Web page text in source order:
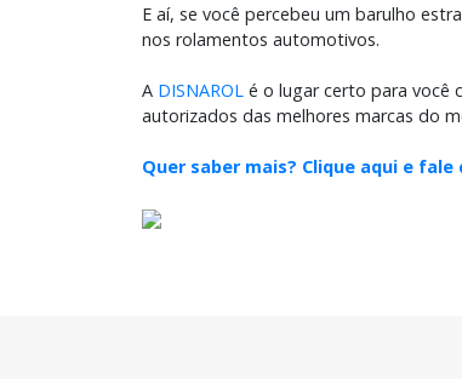
E aí, se você percebeu um barulho
nos rolamentos automotivos.
A DISNAROL é o lugar certo para você
autorizados das melhores marcas do
Quer saber mais? Clique aqui e